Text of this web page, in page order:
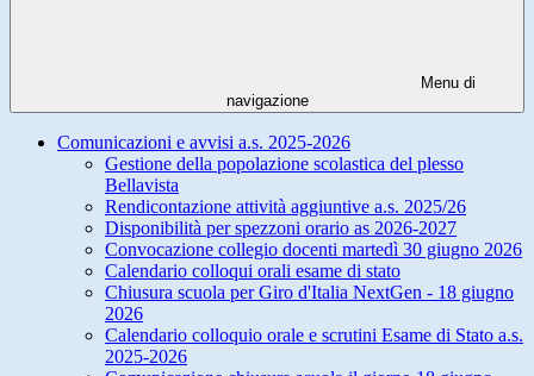
Menu di
navigazione
Comunicazioni e avvisi a.s. 2025-2026
Gestione della popolazione scolastica del plesso
Bellavista
Rendicontazione attività aggiuntive a.s. 2025/26
Disponibilità per spezzoni orario as 2026-2027
Convocazione collegio docenti martedì 30 giugno 2026
Calendario colloqui orali esame di stato
Chiusura scuola per Giro d'Italia NextGen - 18 giugno
2026
Calendario colloquio orale e scrutini Esame di Stato a.s.
2025-2026